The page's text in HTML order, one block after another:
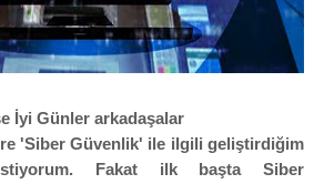
İyi Günler arkadaşalar
'Siber Güvenlik' ile ilgili geliştirdiğim
Fakat ilk başta Siber